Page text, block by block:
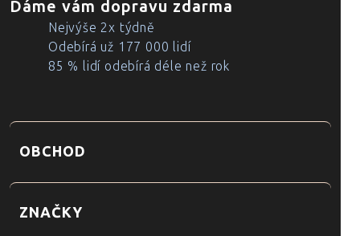
Dáme vám dopravu zdarma
Nejvýše 2x týdně
Odebírá už 177 000 lidí
85 % lidí odebírá déle než rok
OBCHOD
ZNAČKY